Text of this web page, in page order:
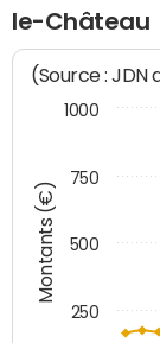
le-Château
Montants (€)
(Source : JDN
250
500
750
1000